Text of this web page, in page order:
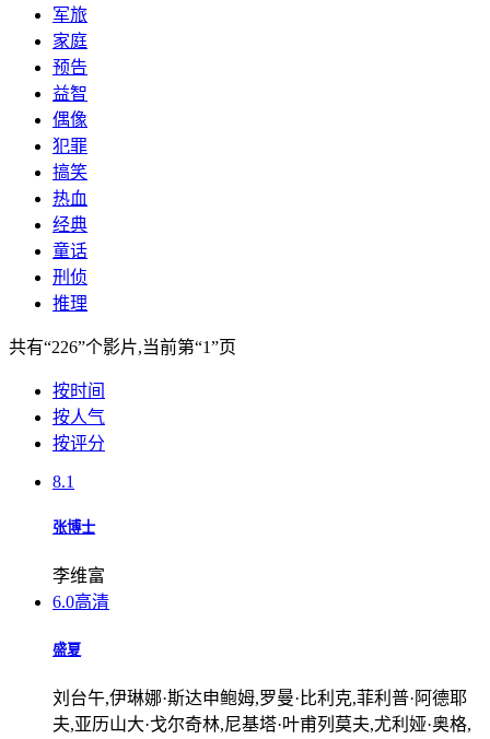
军旅
家庭
预告
益智
偶像
犯罪
搞笑
热血
经典
童话
刑侦
推理
共有“226”个影片,当前第“1”页
按时间
按人气
按评分
8.1
张博士
李维富
6.0高清
盛夏
刘台午,伊琳娜·斯达申鲍姆,罗曼·比利克,菲利普·阿德耶
夫,亚历山大·戈尔奇林,尼基塔·叶甫列莫夫,尤利娅·奥格,